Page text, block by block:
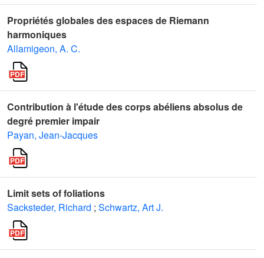
Propriétés globales des espaces de Riemann
harmoniques
Allamigeon, A. C.
Contribution à l'étude des corps abéliens absolus de
degré premier impair
Payan, Jean-Jacques
Limit sets of foliations
Sacksteder, Richard ; Schwartz, Art J.